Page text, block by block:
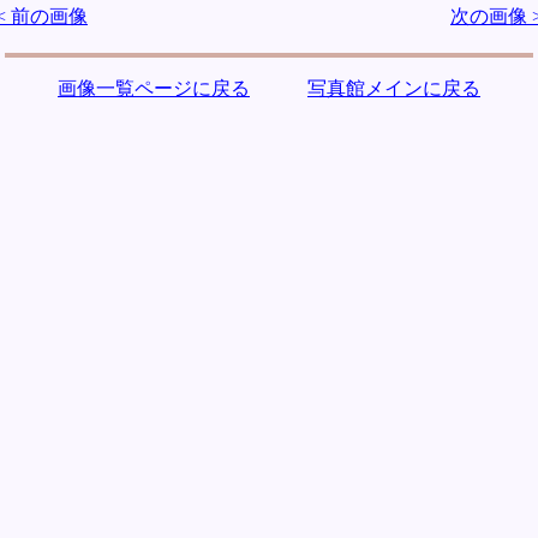
前の画像 次の画像
画像一覧ページに戻る 写真館メインに戻る